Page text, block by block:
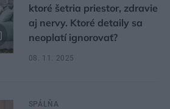
ktoré šetria priestor, zdravie
aj nervy. Ktoré detaily sa
neoplatí ignorovať?
08. 11. 2025
SPÁLŇA